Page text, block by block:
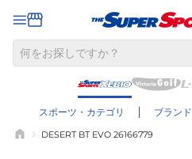
スポーツ・カテゴリ ブランド
DESERT BT EVO 26166779